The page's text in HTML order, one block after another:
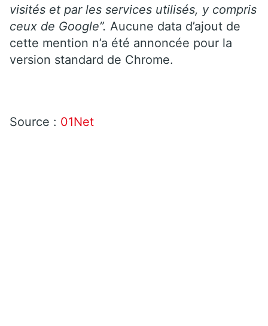
visités et par les services utilisés, y compris
ceux de Google”. Aucune data d’ajout de
cette mention n’a été annoncée pour la
version standard de Chrome.
Source : 01Net